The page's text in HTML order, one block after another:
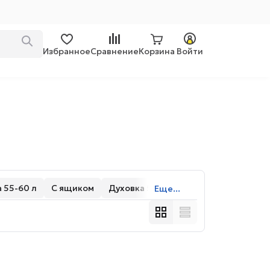
ИзбранноеСравнениеКорзина Войти
Еще...
55-60 л С ящиком
Духовка 50-55 л